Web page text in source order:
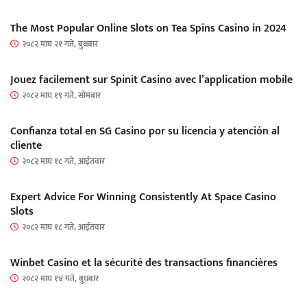
The Most Popular Online Slots on Tea Spins Casino in 2024
२०८२ माघ २१ गते, बुधबार
Jouez facilement sur Spinit Casino avec l’application mobile
२०८२ माघ १९ गते, सोमबार
Confianza total en SG Casino por su licencia y atención al
cliente
२०८२ माघ १८ गते, आईतवार
Expert Advice For Winning Consistently At Space Casino
Slots
२०८२ माघ १८ गते, आईतवार
Winbet Casino et la sécurité des transactions financières
२०८२ माघ १४ गते, बुधबार